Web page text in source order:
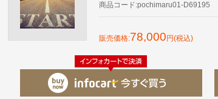
商品コード:pochimaru01-D69195
販売価格:78,000 円(税込)